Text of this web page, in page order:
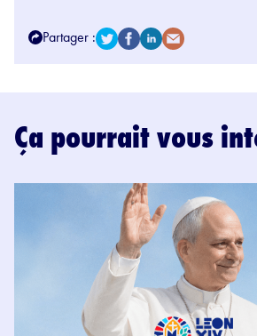
Partager :
Ça pourrait vous